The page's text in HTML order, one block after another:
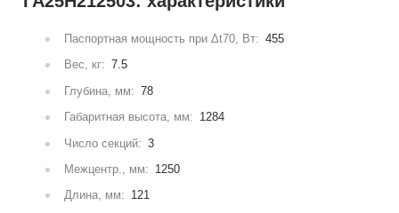
Паспортная мощность при Δt70, Вт: 455
Вес, кг: 7.5
Глубина, мм: 78
Габаритная высота, мм: 1284
Число секций: 3
Межцентр., мм: 1250
Длина, мм: 121